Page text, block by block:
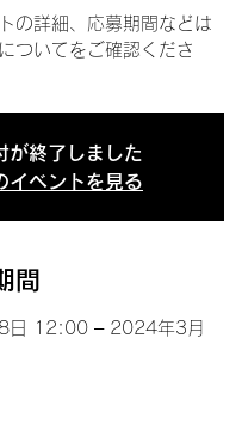
の詳細、応募期間などは
ついてをご確認くださ
が終了しました
イベントを見る
間
日 12:00 – 2024年3月